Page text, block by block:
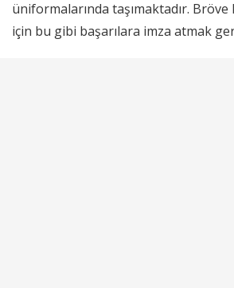
üniformalarında taşımaktadır.
için bu gibi başarılara imza atmak